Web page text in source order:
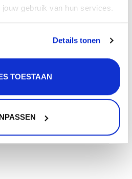
gebruik van hun services.
Details tonen
TOESTAAN
CreateMyOwn.nl
uur besteld is morgen
50 euro,
fijn dat onze klanten onze